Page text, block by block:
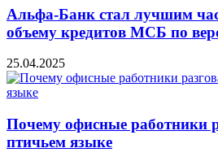
Альфа-Банк стал лучшим
объему кредитов МСБ по
25.04.2025
Почему офисные работники
птичьем языке